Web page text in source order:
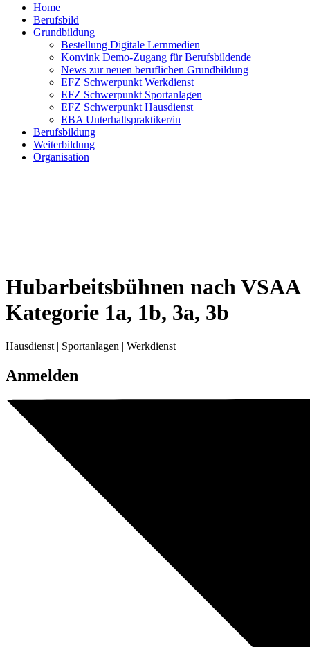
Home
Berufsbild
Grundbildung
Bestellung Digitale Lernmedien
Konvink Demo-Zugang für Berufsbildende
News zur neuen beruflichen Grundbildung
EFZ Schwerpunkt Werkdienst
EFZ Schwerpunkt Sportanlagen
EFZ Schwerpunkt Hausdienst
EBA Unterhaltspraktiker/in
Berufsbildung
Weiterbildung
Organisation
Hubarbeitsbühnen nach VSAA
Kategorie 1a, 1b, 3a, 3b
Hausdienst | Sportanlagen | Werkdienst
Anmelden